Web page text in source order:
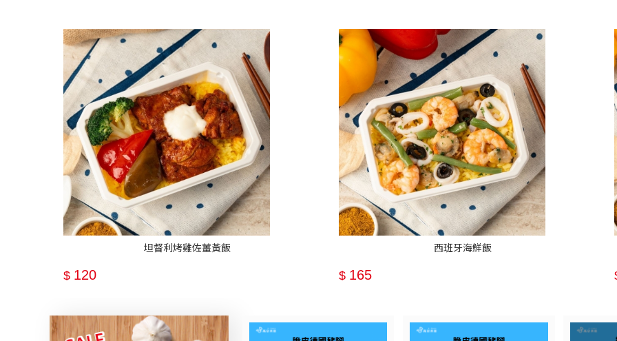
運費均一價 $145元 滿$1500免運費
紅利點數使用方式
坦督利烤雞佐薑黃飯
$ 120
西班牙海鮮飯
$ 165